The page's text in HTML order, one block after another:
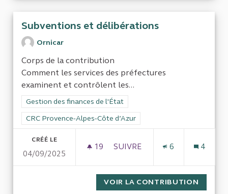
Subventions et délibérations
Ornicar
Corps de la contribution
Comment les services des préfectures
examinent et contrôlent les...
Filtrer les résultats de la catégorie : Gestion des finances de
Gestion des finances de l'État
Filtrer les résultats pour le secteur : CRC Provence-Alpes-
CRC Provence-Alpes-Côte d’Azur
CRÉÉ LE
04/09/2025
19 19 ABONNÉS
SUIVRE
6 4
VOIR LA CONTRIBUTION